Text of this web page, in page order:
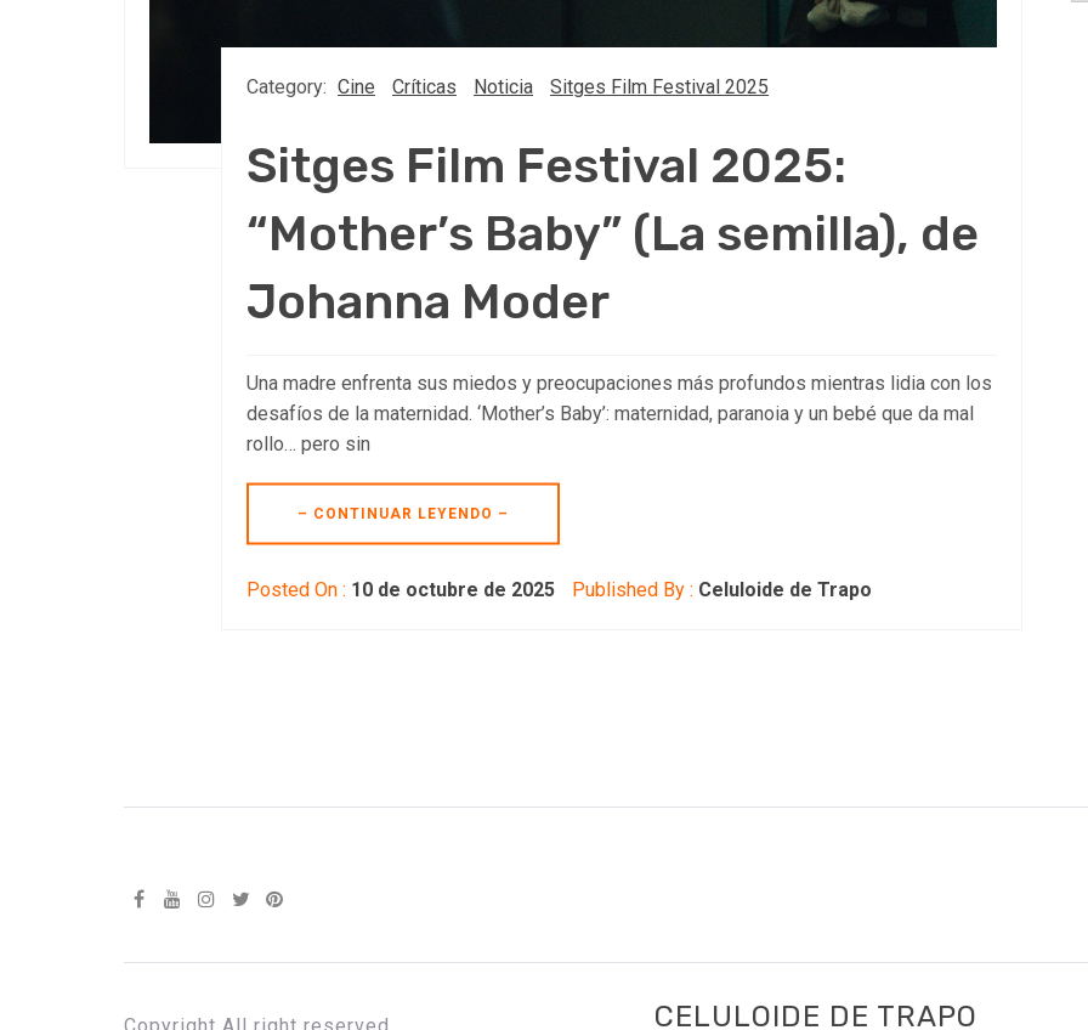
Category: Cine Críticas Noticia Sitges Film Festival 2025
Sitges Film Festival 2025:
“Mother’s Baby” (La semilla), de
Johanna Moder
Una madre enfrenta sus miedos y preocupaciones más profundos mientras lidia con los
desafíos de la maternidad. ‘Mother’s Baby’: maternidad, paranoia y un bebé que da mal
rollo… pero sin
– CONTINUAR LEYENDO –
Posted On : 10 de octubre de 2025 Published By : Celuloide de Trapo
Copyright All right reserved CELULOIDE DE TRAPO